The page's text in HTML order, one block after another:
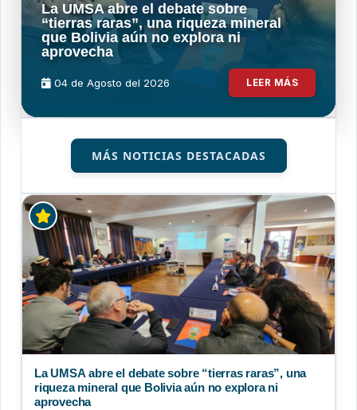
La UMSA abre el debate sobre
“tierras raras”, una riqueza mineral
que Bolivia aún no explora ni
aprovecha
04 de Agosto del 2026 LEER MÁS
MÁS NOTICIAS DESTACADAS
La UMSA abre el debate sobre “tierras raras”, una
riqueza mineral que Bolivia aún no explora ni
aprovecha